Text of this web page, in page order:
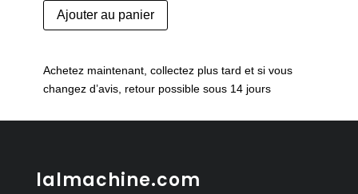
quantité
de
"Verona"
Ajouter au panier
Achetez maintenant, collectez plus tard et si vous
changez d’avis, retour possible sous 14 jours
lalmachine.com